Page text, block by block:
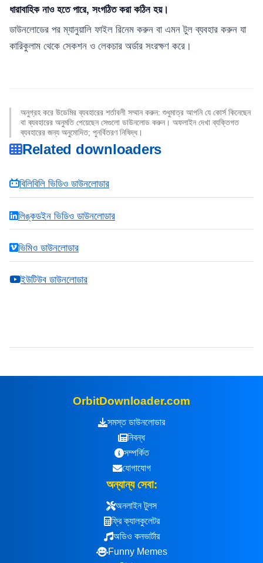
ধারাবাহিক নাও হতে পারে, সংগঠিত করা কঠিন হয়।
ডাউনলোডের পর ম্যানুয়ালি ফাইল রিনেম করুন বা এমন টুল ব্যবহার করুন যা
কারিকুলাম থেকে সেকশন ও লেকচার অর্ডার সংরক্ষণ করে।
অনুগ্রহ করে উডেমির ব্যবহারের শর্তাবলী সম্মান করুন: শুধুমাত্র আপনি যে কোর্স কিনেছেন
বা ব্যবহারের অনুমতি পেয়েছেন সেগুলো ডাউনলোড করুন। অফলাইন দেখা ব্যক্তিগত
ব্যবহারের জন্য অনুমোদিত; পুনর্বিতরণ নিষিদ্ধ।
Related downloaders
বিলিবিলি ভিডিও ডাউনলোডার
লিঙ্কডইন ভিডিও ডাউনলোডার
ভিমিও ডাউনলোডার
ইউটিউব ডাউনলোডার
OrbitDownloader.com
সমস্ত ডাউনলোডার
নিবন্ধ
সম্পর্কিত
যোগাযোগ
অন্যান্য সেবা:
অনলাইন টুলস
ফ্রি ক্যালকুলেটর
অডিও কনভার্টার
Funny Memes